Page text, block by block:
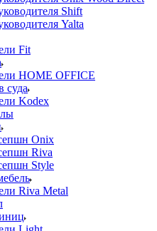
Shift
Yalta
Fit
HOME OFFICE
суда
Kodex
Onix
Riva
Style
Riva Metal